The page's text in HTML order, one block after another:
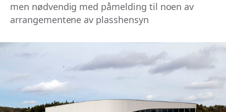
men nødvendig med påmelding til noen av
arrangementene av plasshensyn